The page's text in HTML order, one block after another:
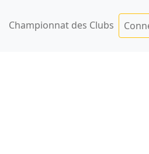
Championnat des Clubs